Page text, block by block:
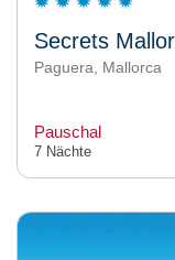
Secrets
Paguera, Mallorca
Pauschal
7 Nächte